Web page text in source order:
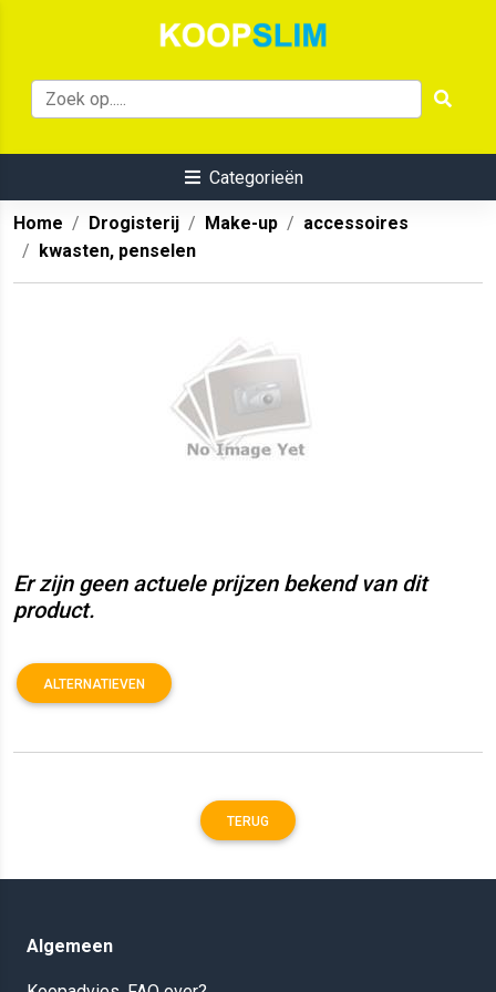
Categorieën
Home Drogisterij Make-up
accessoires
kwasten, penselen
Er zijn geen actuele prijzen bekend van dit
product.
ALTERNATIEVEN
TERUG
Algemeen